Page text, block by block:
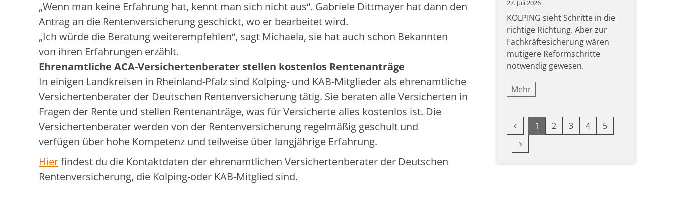
„Wenn man keine Erfahrung hat, kennt man sich nicht aus“. Gabriele Dittmayer hat dann den
Antrag an die Rentenversicherung geschickt, wo er bearbeitet wird.
„Ich würde die Beratung weiterempfehlen“, sagt Michaela, sie hat auch schon Bekannten
von ihren Erfahrungen erzählt.
Ehrenamtliche ACA-Versichertenberater stellen kostenlos Rentenanträge
In einigen Landkreisen in Rheinland-Pfalz sind Kolping- und KAB-Mitglieder als ehrenamtliche
Versichertenberater der Deutschen Rentenversicherung tätig. Sie beraten alle Versicherten in
Fragen der Rente und stellen Rentenanträge, was für Versicherte alles kostenlos ist. Die
Versichertenberater werden von der Rentenversicherung regelmäßig geschult und
verfügen über hohe Kompetenz und teilweise über langjährige Erfahrung.
Hierfindest du die Kontaktdaten der ehrenamtlichen Versichertenberater der Deutschen
Rentenversicherung, die Kolping-oder KAB-Mitglied sind.
27. Juli 2026
KOLPING sieht Schritte in die
richtige Richtung. Aber zur
Fachkräftesicherung wären
mutigere Reformschritte
notwendig gewesen.
Mehr
Vorherige Seite
1 2 3 4
5
Nächste Seite